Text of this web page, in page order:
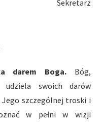
Sekretarz
darem Boga. Bóg,
udziela swoich darów
szczególnej troski i
w pełni w wizji